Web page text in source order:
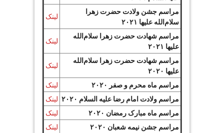
مراسم جشن ولادت حضرت زهرا
سلام‌الله علیها ۲۰۲۱
لینک
مراسم شهادت حضرت زهرا سلام‌الله
علیها ۲۰۲۱
لینک
مراسم شهادت حضرت زهرا سلام‌الله
علیها ۲۰۲۰
لینک
مراسم ماه محرم و صفر ۲۰۲۰
لینک
مراسم ولادت امام رضا علیه السلام ۲۰۲۰
لینک
مراسم ماه مبارک رمضان ۲۰۲۰
لینک
مراسم جشن نیمه شعبان ۲۰۲۰
لینک